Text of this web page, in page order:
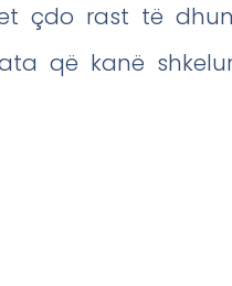
çdo rast të
që kanë